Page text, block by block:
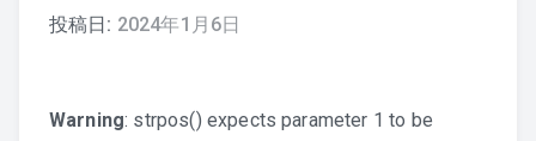
投稿日: 2024年1月6日
Warning: strpos() expects parameter 1 to be